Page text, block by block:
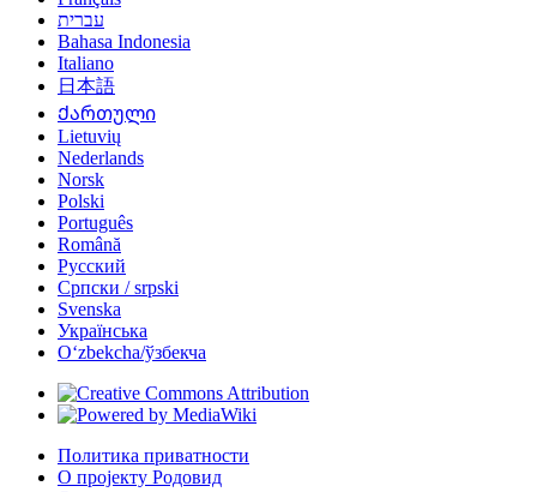
עברית
Bahasa Indonesia
Italiano
日本語
Ქართული
Lietuvių
Nederlands
Norsk
Polski
Português
Română
Русский
Српски / srpski
Svenska
Українська
Oʻzbekcha/ўзбекча
Политика приватности
О пројекту Родовид